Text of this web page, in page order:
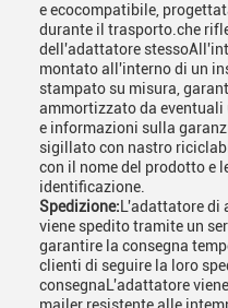
e ecocompatibile,
durante il trasporto.che
dell'adattatore
montato all'interno di un
stampato su misura,
ammortizzato da
e informazioni sulla
sigillato con nastro
con il nome del prodotto e
identificazione.
Spedizione: L'adattatore
viene spedito tramite un
garantire la consegna
clienti di seguire la loro
consegnaL'adattatore